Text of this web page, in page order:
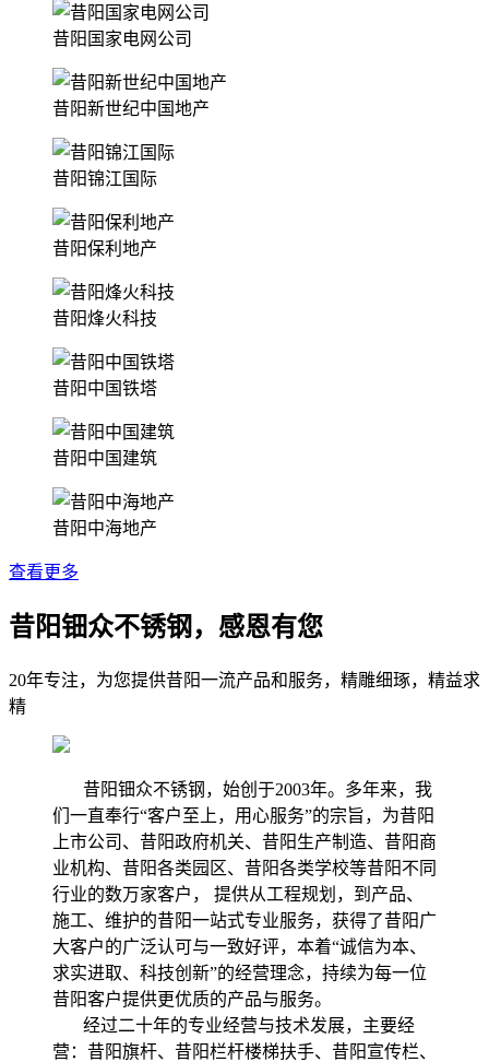
昔阳国家电网公司
昔阳新世纪中国地产
昔阳锦江国际
昔阳保利地产
昔阳烽火科技
昔阳中国铁塔
昔阳中国建筑
昔阳中海地产
查看更多
昔阳钿众不锈钢，感恩有您
20年专注，为您提供昔阳一流产品和服务，精雕细琢，精益求
精
昔阳钿众不锈钢，始创于2003年。多年来，我
们一直奉行“客户至上，用心服务”的宗旨，为昔阳
上市公司、昔阳政府机关、昔阳生产制造、昔阳商
业机构、昔阳各类园区、昔阳各类学校等昔阳不同
行业的数万家客户， 提供从工程规划，到产品、
施工、维护的昔阳一站式专业服务，获得了昔阳广
大客户的广泛认可与一致好评，本着“诚信为本、
求实进取、科技创新”的经营理念，持续为每一位
昔阳客户提供更优质的产品与服务。
经过二十年的专业经营与技术发展，主要经
营：昔阳旗杆、昔阳栏杆楼梯扶手、昔阳宣传栏、